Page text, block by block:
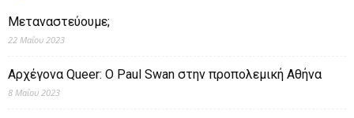
Μεταναστεύουμε;
22 Μαΐου 2023
Αρχέγονα Queer: O Paul Swan στην προπολεμική Αθήνα
8 Μαΐου 2023